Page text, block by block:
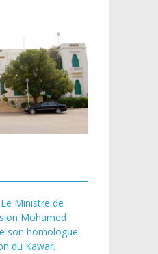
Ministre de
Mohamed
son homologue
du Kawar.